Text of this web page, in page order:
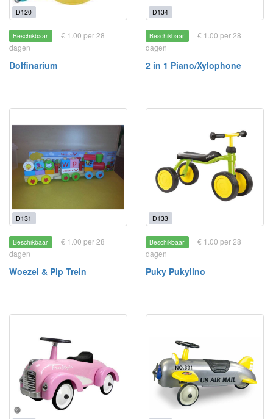
D120
Beschikbaar
€ 1.00 per 28
dagen
Dolfinarium
D134
Beschikbaar
€ 1.00 per 28
dagen
2 in 1 Piano/Xylophone
D131
Beschikbaar
€ 1.00 per 28
dagen
Woezel & Pip Trein
D133
Beschikbaar
€ 1.00 per 28
dagen
Puky Pukylino